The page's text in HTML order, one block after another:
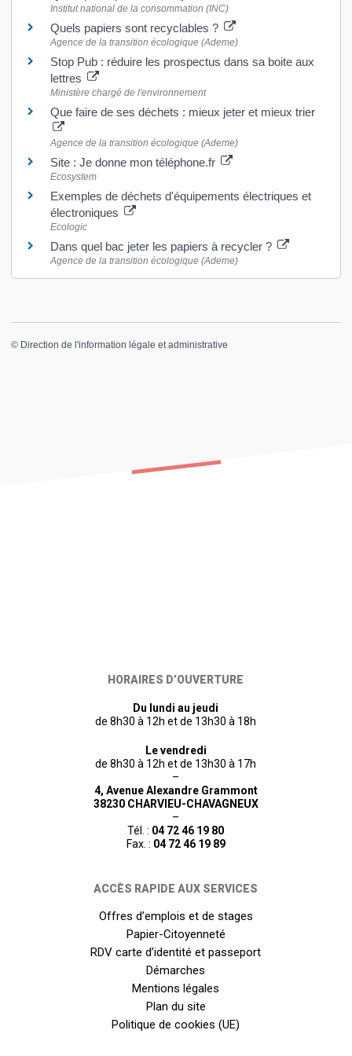
Institut national de la consommation (INC)
Quels papiers sont recyclables ?
Agence de la transition écologique (Ademe)
Stop Pub : réduire les prospectus dans sa boite aux
lettres
Ministère chargé de l'environnement
Que faire de ses déchets : mieux jeter et mieux trier
Agence de la transition écologique (Ademe)
Site : Je donne mon téléphone.fr
Ecosystem
Exemples de déchets d'équipements électriques et
électroniques
Ecologic
Dans quel bac jeter les papiers à recycler ?
Agence de la transition écologique (Ademe)
© Direction de l'information légale et administrative
HORAIRES D’OUVERTURE
Du lundi au jeudi
de 8h30 à 12h et de 13h30 à 18h
Le vendredi
de 8h30 à 12h et de 13h30 à 17h
–
4, Avenue Alexandre Grammont
38230 CHARVIEU-CHAVAGNEUX
–
Tél. : 04 72 46 19 80
Fax. : 04 72 46 19 89
ACCÈS RAPIDE AUX SERVICES
Offres d’emplois et de stages
Papier-Citoyenneté
RDV carte d’identité et passeport
Démarches
Mentions légales
Plan du site
Politique de cookies (UE)